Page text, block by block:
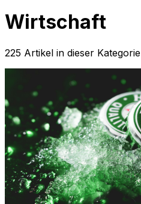
Wirtschaft
225 Artikel in dieser Kategorie